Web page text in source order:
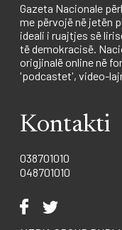
Gazeta Nacionale
me përvojë në jetën
ideali i ruajtjes së
të demokracisë.
origjinalë online në
'podcastet', video-
Kontakti
038701010
048701010